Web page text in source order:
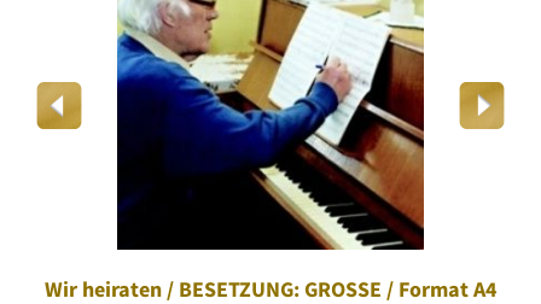
Wir heiraten / BESETZUNG: GROSSE / Format A4